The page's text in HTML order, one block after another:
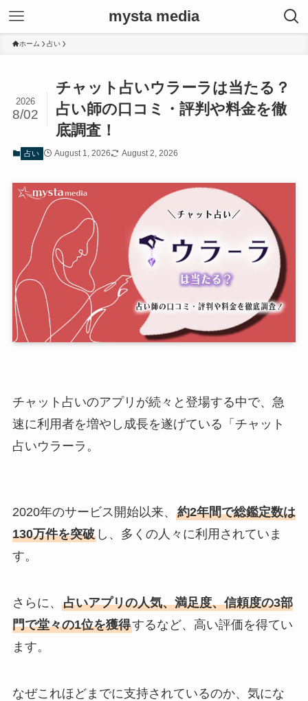
mysta media
ホーム 占い
チャット占いウラーラは当たる？
占い師の口コミ・評判や料金を徹
底調査！
2026
8/02
占い August 1, 2026 August 2, 2026
チャット占いのアプリが続々と登場する中で、急
速に利用者を増やし成長を遂げている「チャット
占いウラーラ。
2020年のサービス開始以来、 約2年間で総鑑定数は
130万件を突破し、多くの人々に利用されていま
す。
さらに、 占いアプリの人気、満足度、信頼度の3部
門で堂々の1位を獲得するなど、高い評価を得てい
ます。
なぜこれほどまでに支持されているのか、気にな